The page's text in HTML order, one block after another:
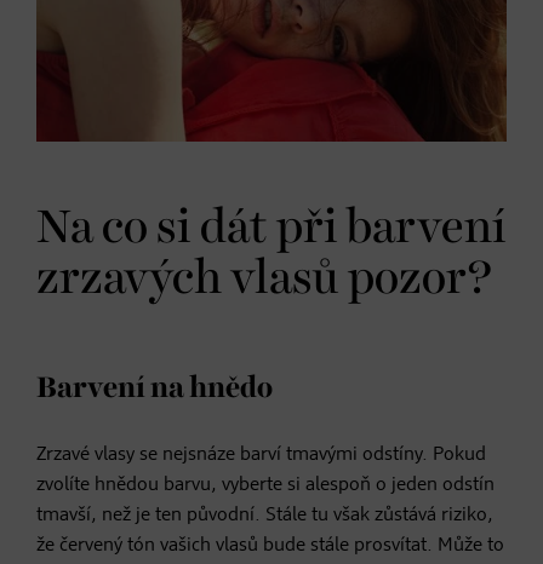
Na co si dát při barvení
zrzavých vlasů pozor?
Barvení na hnědo
Zrzavé vlasy se nejsnáze barví tmavými odstíny. Pokud
zvolíte hnědou barvu, vyberte si alespoň o jeden odstín
tmavší, než je ten původní. Stále tu však zůstává riziko,
že červený tón vašich vlasů bude stále prosvítat. Může to